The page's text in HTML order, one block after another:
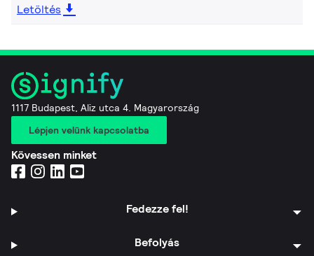
Letöltés
1117 Budapest, Aliz utca 4. Magyarország
Lépjen velünk kapcsolatba
Kövessen minket
Fedezze fel!
Befolyás